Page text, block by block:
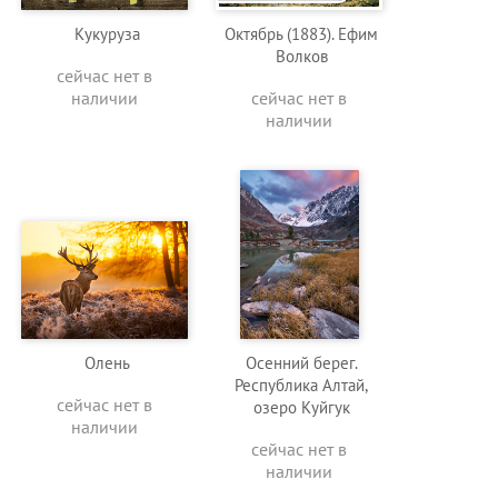
Кукуруза
сейчас нет в
наличии
Октябрь (1883). Ефим
Волков
сейчас нет в
наличии
Олень
сейчас нет в
наличии
Осенний берег.
Республика Алтай,
озеро Куйгук
сейчас нет в
наличии